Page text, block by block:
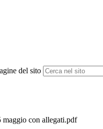
del sito
con allegati.pdf